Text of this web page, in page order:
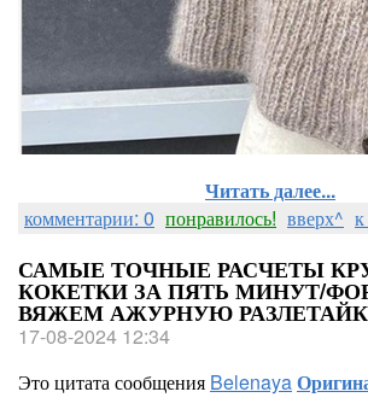
Читать далее...
комментарии: 0 понравилось! вверх^
САМЫЕ ТОЧНЫЕ РАСЧЕТЫ
КОКЕТКИ ЗА ПЯТЬ МИНУТ/
ВЯЖЕМ АЖУРНУЮ
17-08-2024 12:34
Это цитата сообщения Belenaya